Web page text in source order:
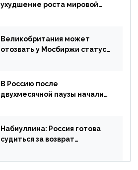
ухудшение роста мировой
апреля
Великобритания может
отозвать у Мосбиржи статус
В Россию после
двухмесячной паузы начали
Набиуллина: Россия готова
судиться за возврат
страны